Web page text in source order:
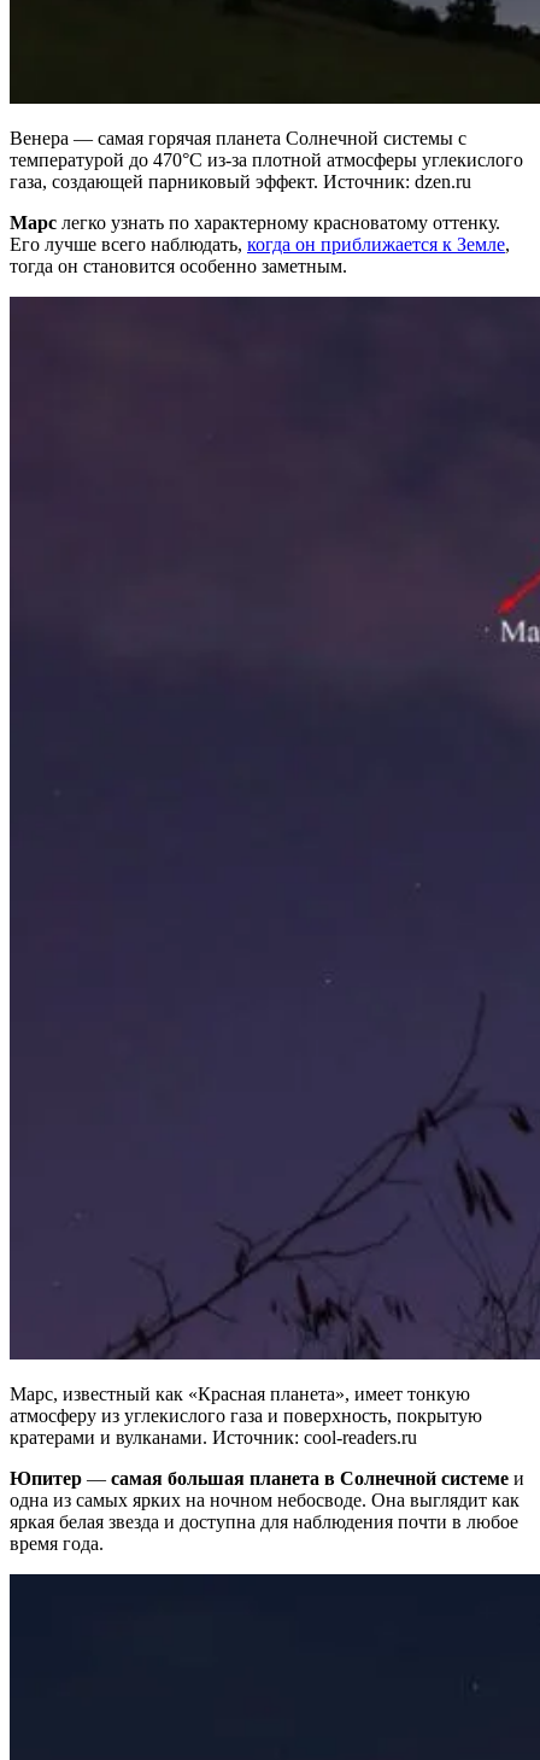
Венера — самая горячая планета Солнечной системы с
температурой до 470°C из-за плотной атмосферы углекислого
газа, создающей парниковый эффект. Источник: dzen.ru
Марс легко узнать по характерному красноватому оттенку.
Его лучше всего наблюдать, когда он приближается к Земле,
тогда он становится особенно заметным.
Марс, известный как «Красная планета», имеет тонкую
атмосферу из углекислого газа и поверхность, покрытую
кратерами и вулканами. Источник: cool-readers.ru
Юпитер — самая большая планета в Солнечной системе и
одна из самых ярких на ночном небосводе. Она выглядит как
яркая белая звезда и доступна для наблюдения почти в любое
время года.